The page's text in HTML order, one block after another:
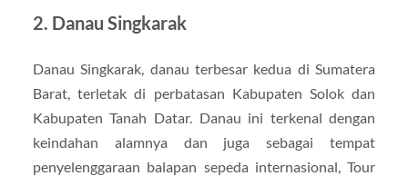
2. Danau Singkarak
Danau Singkarak, danau terbesar kedua di Sumatera
Barat, terletak di perbatasan Kabupaten Solok dan
Kabupaten Tanah Datar. Danau ini terkenal dengan
keindahan alamnya dan juga sebagai tempat
penyelenggaraan balapan sepeda internasional, Tour